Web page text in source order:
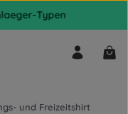
Typen
und Freizeitshirt